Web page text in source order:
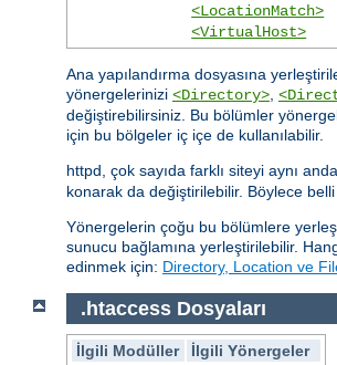
<LocationMatch>
<VirtualHost>
Ana yapılandırma dosyasına
yönergelerinizi <Directory>
değiştirebilirsiniz. Bu bölümler
için bu bölgeler iç içe de kullanılabilir.
httpd, çok sayıda farklı siteyi aynı
konarak da değiştirilebilir. Böylece
Yönergelerin çoğu bu bölümlere
sunucu bağlamına yerleştirilebilir.
edinmek için: Directory, Location ve
.htaccess Dosyaları
İlgili Modüller
İlgili Yönergeler